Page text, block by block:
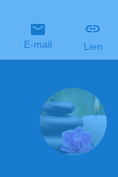
E-mail Lien